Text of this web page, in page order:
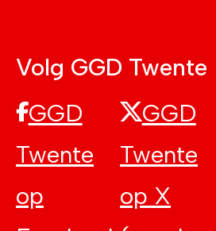
Volg GGD Twente
GGD
Twente
op
GGD
Twente
op X